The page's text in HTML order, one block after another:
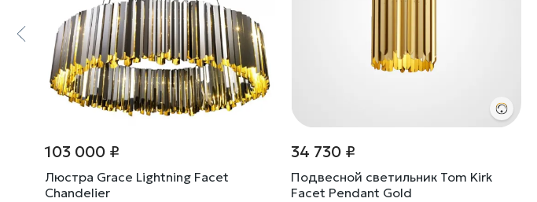
103 000 ₽
Люстра Grace Lightning Facet
Chandelier
34 730 ₽
Подвесной светильник Tom Kirk
Facet Pendant Gold